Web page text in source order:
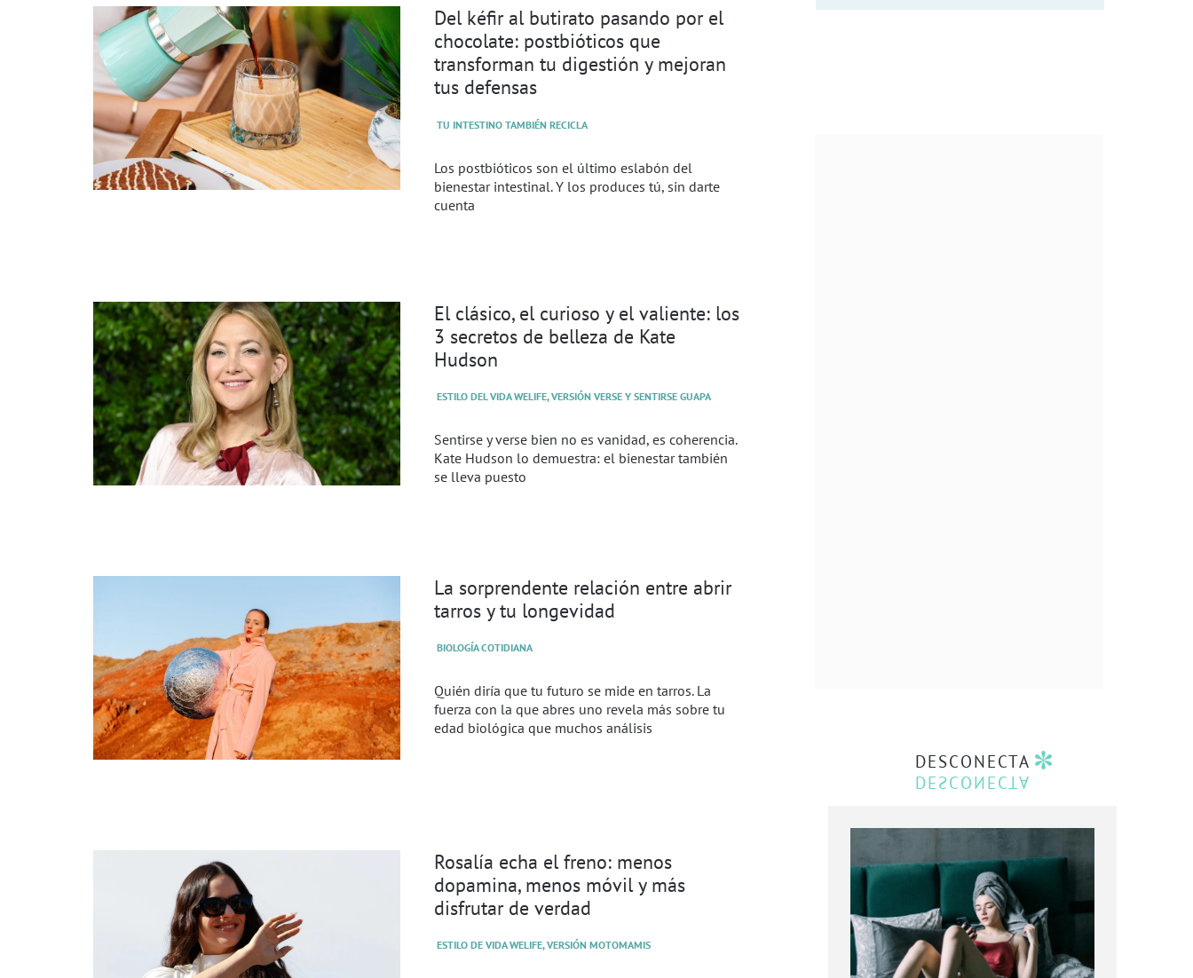
Del kéfir al butirato pasando por el
chocolate: postbióticos que
transforman tu digestión y mejoran
tus defensas
TU INTESTINO TAMBIÉN RECICLA
Los postbióticos son el último eslabón del
bienestar intestinal. Y los produces tú, sin darte
cuenta
El clásico, el curioso y el valiente: los
3 secretos de belleza de Kate
Hudson
ESTILO DEL VIDA WELIFE, VERSIÓN VERSE Y SENTIRSE GUAPA
Sentirse y verse bien no es vanidad, es coherencia.
Kate Hudson lo demuestra: el bienestar también
se lleva puesto
La sorprendente relación entre abrir
tarros y tu longevidad
BIOLOGÍA COTIDIANA
Quién diría que tu futuro se mide en tarros. La
fuerza con la que abres uno revela más sobre tu
edad biológica que muchos análisis
Rosalía echa el freno: menos
dopamina, menos móvil y más
disfrutar de verdad
ESTILO DE VIDA WELIFE, VERSIÓN MOTOMAMIS
DESCONECTA